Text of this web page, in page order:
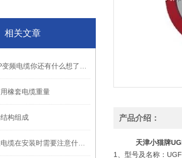
相关文章
橡套电缆重量
构组成 产品介绍：
天津小猫牌
1、型号及名称：